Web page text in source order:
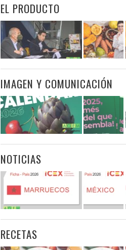
EL PRODUCTO
IMAGEN Y COMUNICACIÓN
NOTICIAS
RECETAS